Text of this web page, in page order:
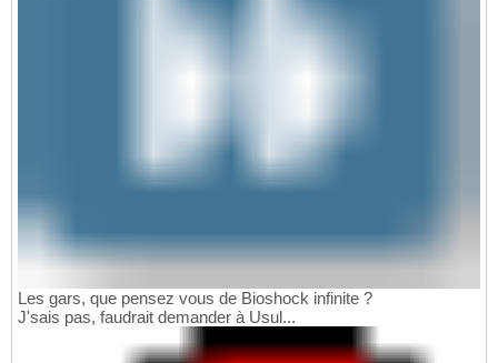
Les gars, que pensez vous de Bioshock infinite ?
J'sais pas, faudrait demander à Usul...